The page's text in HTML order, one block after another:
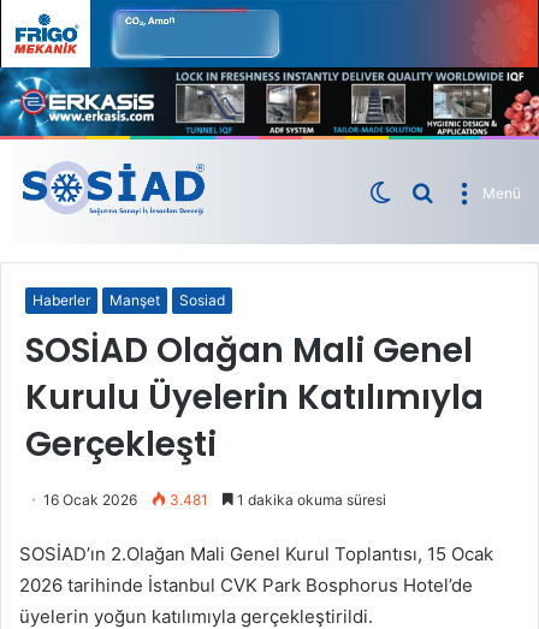
Menü
Haberler Manşet Sosiad
SOSİAD Olağan Mali Genel
Kurulu Üyelerin Katılımıyla
Gerçekleşti
16 Ocak 2026 3.481 1 dakika okuma süresi
SOSİAD’ın 2.Olağan Mali Genel Kurul Toplantısı, 15 Ocak
2026 tarihinde İstanbul CVK Park Bosphorus Hotel’de
üyelerin yoğun katılımıyla gerçekleştirildi.